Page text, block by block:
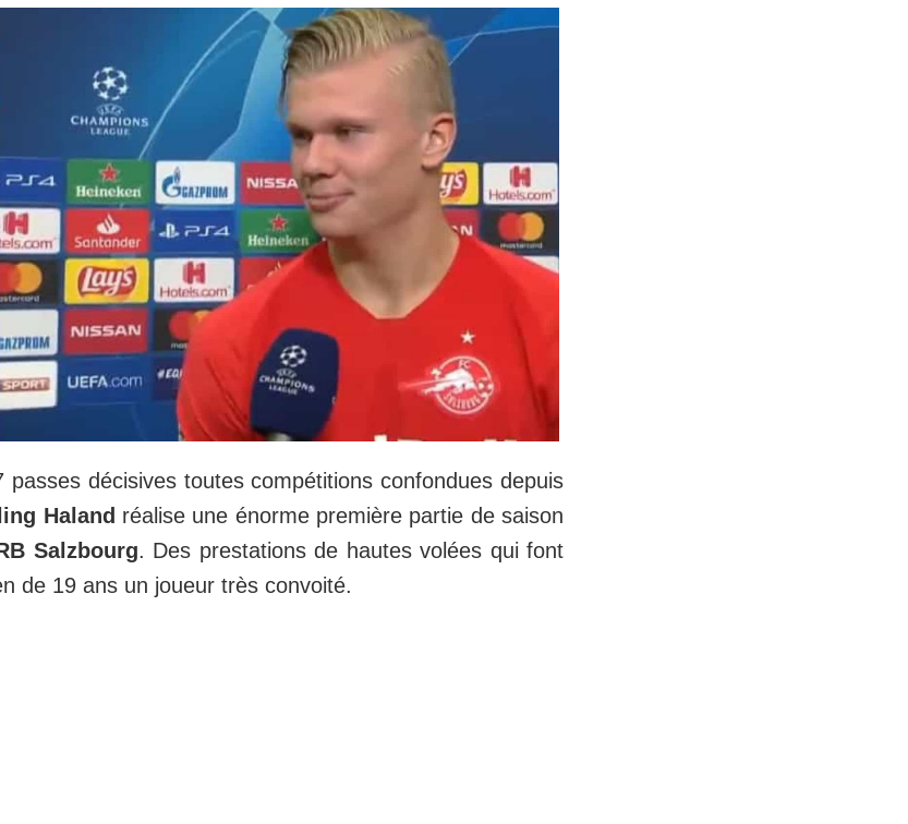
décisives toutes compétitions confondues depuis
Haland réalise une énorme première partie de saison
Salzbourg. Des prestations de hautes volées qui font
de 19 ans un joueur très convoité.